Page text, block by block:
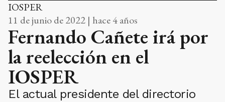
IOSPER
11 de junio de 2022 | hace 4 años
Fernando Cañete irá por
la reelección en el
IOSPER
El actual presidente del directorio